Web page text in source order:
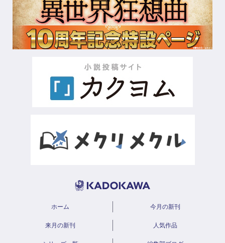
ホーム 今月の新刊
来月の新刊 人気作品